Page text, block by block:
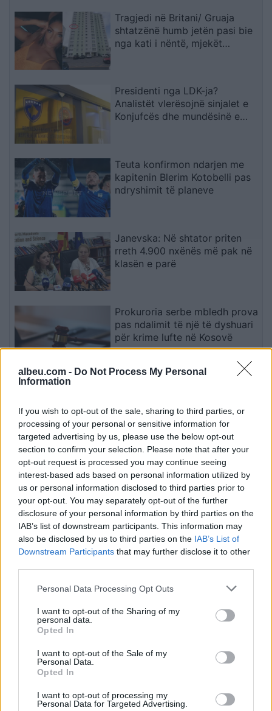
albeu.com - Do Not Process My Personal
Information
If you wish to opt-out of the sale, sharing to third parties, or
processing of your personal or sensitive information for
targeted advertising by us, please use the below opt-out
section to confirm your selection. Please note that after your
opt-out request is processed you may continue seeing
interest-based ads based on personal information utilized by
us or personal information disclosed to third parties prior to
your opt-out. You may separately opt-out of the further
disclosure of your personal information by third parties on the
IAB’s list of downstream participants. This information may
also be disclosed by us to third parties on the IAB’s List of
Downstream Participants that may further disclose it to other
Personal Data Processing Opt Outs
I want to opt-out of the Sharing of my
personal data.
Opted In
I want to opt-out of the Sale of my
Personal Data.
Opted In
I want to opt-out of processing my
Personal Data for Targeted Advertising.
Tragjedi në Britani/ Gruaja
shtatzënë humb jetën pasi bie
nga kati i nëntë, mjekët
Presidenti nga LDK-ja?
Analistët vlerësojnë sinjalet e
Konjufcës dhe mundësinë e
Teuta konfirmon ndarjen me
kapitenin Blerim Kotobelli pas
ndryshimit të planeve
Janevska: Në shtator priten
rreth 4.900 nxënës më pak në
klasën e parë
Prokuroria serbe mbledh prova
pas ndalimit të një të dyshuari
për krime lufte në Kosovë
Teheran! Ata ishin në një
makinë me xhama të errët,
duke e dëgjuar njëri-tjetrin, por
pa e parë
Esim for Global
Esim for USA|Esim for Italy| Esim for Spain|Esim